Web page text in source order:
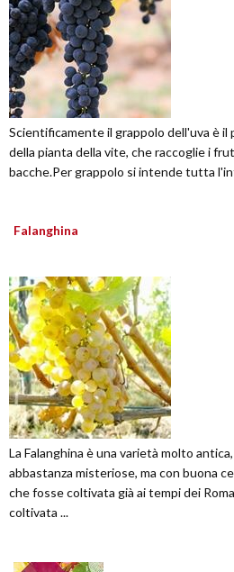
Scientificamente il grappolo dell'uva è
della pianta della vite, che raccoglie i
bacche.Per grappolo si intende tutta
Falanghina
La Falanghina è una varietà molto
abbastanza misteriose, ma con buona
che fosse coltivata già ai tempi dei
coltivata ...